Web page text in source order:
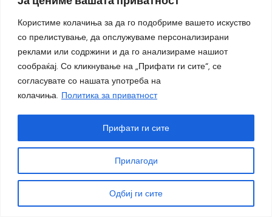
Користиме колачиња за да го подобриме вашето искуство
со прелистување, да опслужуваме персонализирани
реклами или содржини и да го анализираме нашиот
сообраќај. Со кликнување на „Прифати ги сите“, се
согласувате со нашата употреба на
колачиња. Политика за приватност
Прилагоди
Одбиј ги сите
Прифати ги сите
– изложба на Александра и Илија Ацески
05.08.2026